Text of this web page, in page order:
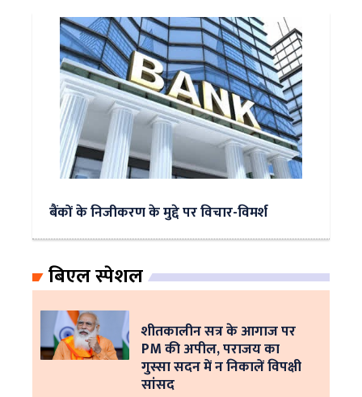
बैंकों के निजीकरण के मुद्दे पर विचार-विमर्श
बिएल स्पेशल
शीतकालीन सत्र के आगाज पर
PM की अपील, पराजय का
गुस्सा सदन में न निकालें विपक्षी
सांसद